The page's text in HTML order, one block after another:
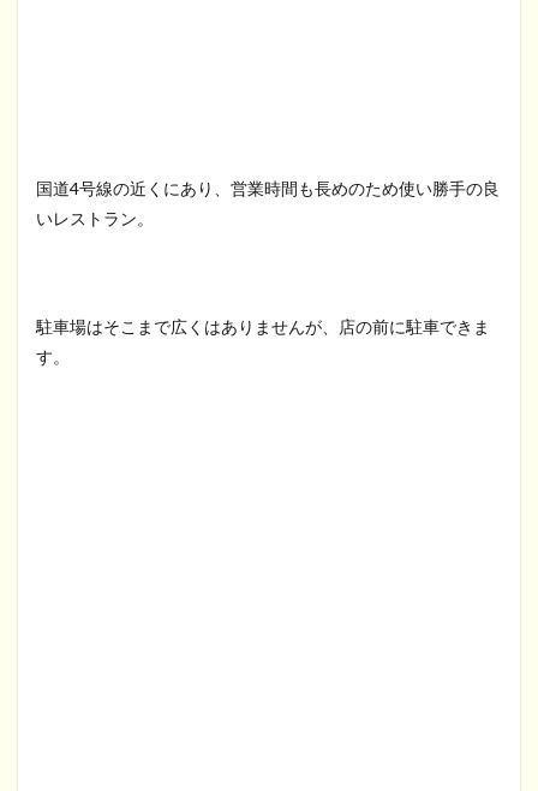
国道4号線の近くにあり、営業時間も長めのため使い勝手の良
いレストラン。
駐車場はそこまで広くはありませんが、店の前に駐車できま
す。